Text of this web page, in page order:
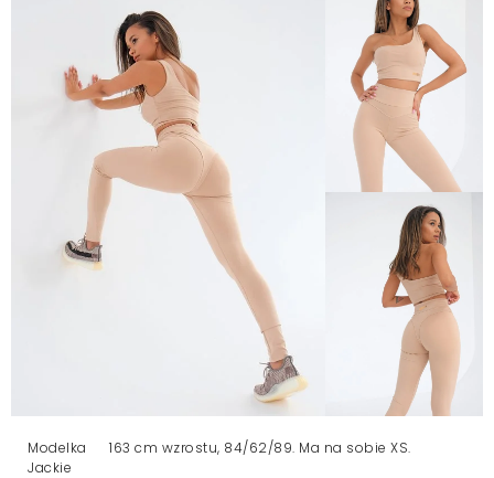
Modelka
Jackie
163 cm wzrostu, 84/62/89. Ma na sobie XS.